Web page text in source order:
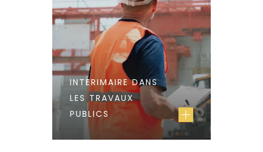
INTERIMAIRE DANS
LES TRAVAUX
PUBLICS